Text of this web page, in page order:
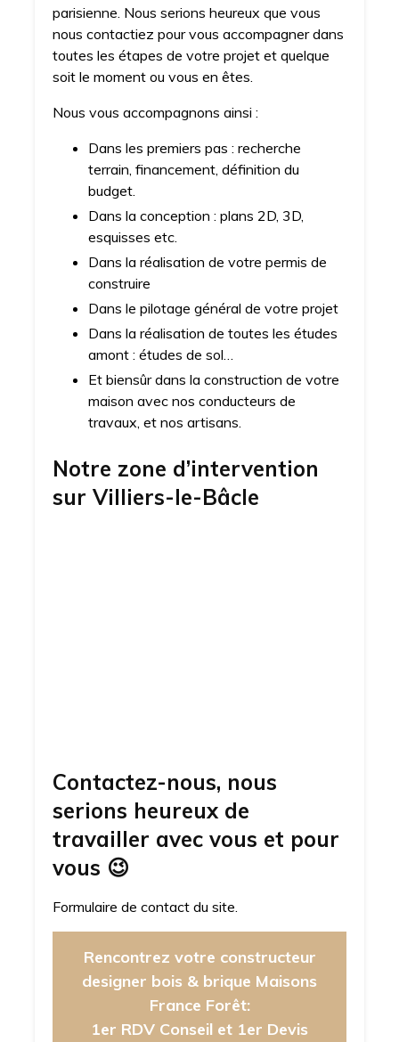
parisienne. Nous serions heureux que vous
nous contactiez pour vous accompagner dans
toutes les étapes de votre projet et quelque
soit le moment ou vous en êtes.
Nous vous accompagnons ainsi :
Dans les premiers pas : recherche
terrain, financement, définition du
budget.
Dans la conception : plans 2D, 3D,
esquisses etc.
Dans la réalisation de votre permis de
construire
Dans le pilotage général de votre projet
Dans la réalisation de toutes les études
amont : études de sol…
Et biensûr dans la construction de votre
maison avec nos conducteurs de
travaux, et nos artisans.
Notre zone d’intervention
sur Villiers-le-Bâcle
Contactez-nous, nous
serions heureux de
travailler avec vous et pour
vous 😉
Formulaire de contact du site.
Rencontrez votre constructeur
designer bois & brique Maisons
France Forêt:
1er RDV Conseil et 1er Devis